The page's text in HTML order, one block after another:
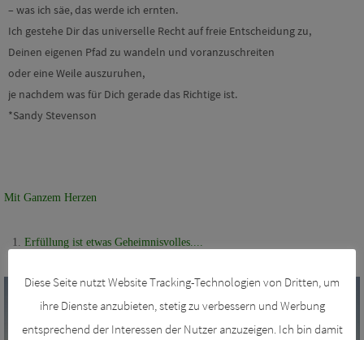
– was ich säe, das werde ich ernten.
Ich gestehe Dir das universelle Recht auf freie Entscheidung zu,
Deinen eigenen Pfad zu wandeln und voranzuschreiten
oder eine Weile auszuruhen,
je nachdem was für Dich gerade das Richtige ist.
*Sandy Stevenson
Mit Ganzem Herzen
Erfüllung ist etwas Geheimnisvolles....
Diese Seite nutzt Website Tracking-Technologien von Dritten, um
ihre Dienste anzubieten, stetig zu verbessern und Werbung
entsprechend der Interessen der Nutzer anzuzeigen. Ich bin damit